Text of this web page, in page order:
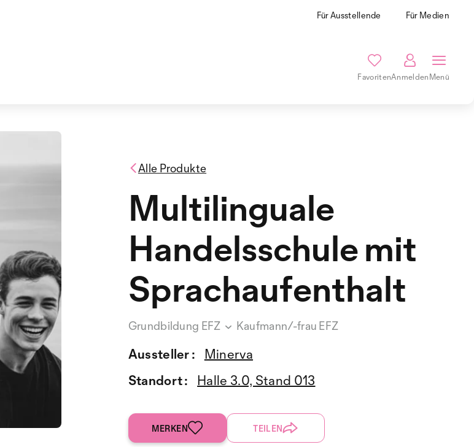
Für Ausstellende Für Medien
FavoritenAnmeldenMenü
Alle Produkte
Multilinguale
Handelsschule mit
Sprachaufenthalt
Grundbildung EFZ Kaufmann/-frau EFZ
Aussteller :
Minerva
Standort :
Halle 3.0, Stand 013
MERKEN TEILEN